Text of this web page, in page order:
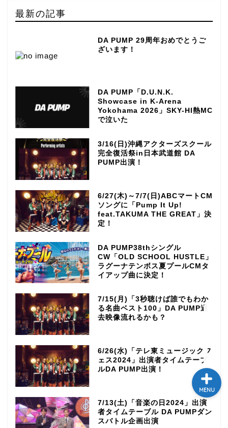
最新の記事
DA PUMP 29周年おめでとうご
ざいます！
DA PUMP「D.U.N.K.
Showcase in K-Arena
Yokohama 2026」SKY-HI熱MC
で泣いた
3/16(日)沖縄アクターズスクール
完全復活祭in日本武道館 DA
PUMP出演！
6/27(木)～7/7(日)ABCマートCM
ソングに「Pump It Up!
feat.TAKUMA THE GREAT」決
定！
DA PUMP38thシングル
CW「OLD SCHOOL HUSTLE」
ラグーナテンボス夏プールCMタ
イアップ曲に決定！
7/15(月)「3秒聴けば誰でもわか
る名曲ベスト100」DA PUMP過
去映像流れるかも？
6/26(水)「テレ東ミュージックフ
ェス2024」出演者タイムテーブ
ルDA PUMP出演！
7/13(土)「音楽の日2024」出演
者タイムテーブル DA PUMPダン
スバトル企画出演
MENU
テレビ
ラジオ
メゾン・ド・ミュージック
ばれラジオ～
ライブ・イベント